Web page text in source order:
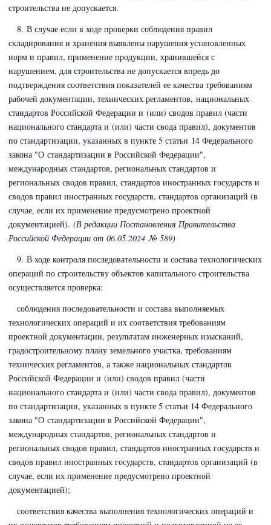
строительства не допускается.
8. В случае если в ходе проверки соблюдения правил
складирования и хранения выявлены нарушения установленных
норм и правил, применение продукции, хранившейся с
нарушением, для строительства не допускается впредь до
подтверждения соответствия показателей ее качества требованиям
рабочей документации, технических регламентов, национальных
стандартов Российской Федерации и (или) сводов правил (части
национального стандарта и (или) части свода правил), документов
по стандартизации, указанных в пункте 5 статьи 14 Федерального
закона "О стандартизации в Российской Федерации",
международных стандартов, региональных стандартов и
региональных сводов правил, стандартов иностранных государств и
сводов правил иностранных государств, стандартов организаций (в
случае, если их применение предусмотрено проектной
документацией). (В редакции Постановления Правительства
Российской Федерации от 06.05.2024 № 589)
9. В ходе контроля последовательности и состава технологических
операций по строительству объектов капитального строительства
осуществляется проверка:
соблюдения последовательности и состава выполняемых
технологических операций и их соответствия требованиям
проектной документации, результатам инженерных изысканий,
градостроительному плану земельного участка, требованиям
технических регламентов, а также национальных стандартов
Российской Федерации и (или) сводов правил (части
национального стандарта и (или) части свода правил), документов
по стандартизации, указанных в пункте 5 статьи 14 Федерального
закона "О стандартизации в Российской Федерации",
международных стандартов, региональных стандартов и
региональных сводов правил, стандартов иностранных государств и
сводов правил иностранных государств, стандартов организаций (в
случае, если их применение предусмотрено проектной
документацией);
соответствия качества выполнения технологических операций и